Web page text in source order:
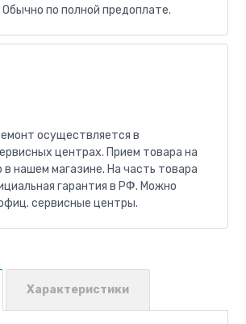
по полной предоплате.
осуществляется в
центрах. Прием товара на
нашем магазине. На часть товара
гарантия в РФ. Можно
сервисные центры.
Характеристики